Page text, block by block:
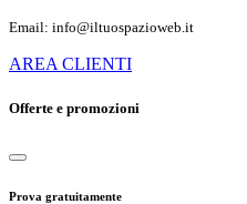
Email: info@iltuospazioweb.it
AREA CLIENTI
Offerte e promozioni
Prova gratuitamente